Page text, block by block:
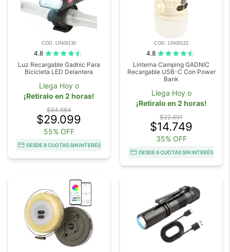
COD. LIN00130
4.8
Luz Recargable Gadnic Para
Bicicleta LED Delantera
Llega Hoy o
¡Retiralo en 2 horas!
$64.664
$29.099
55% OFF
DESDE 6 CUOTAS SIN INTERÉS
COD. LIN00122
4.8
Linterna Camping GADNIC
Recargable USB-C Con Power
Bank
Llega Hoy o
¡Retiralo en 2 horas!
$22.691
$14.749
35% OFF
DESDE 6 CUOTAS SIN INTERÉS